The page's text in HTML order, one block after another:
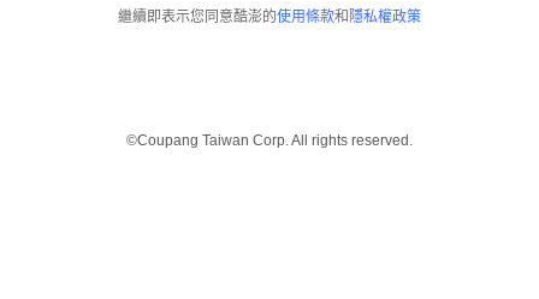
繼續即表示您同意酷澎的使用條款和 隱私權政策
©Coupang Taiwan Corp. All rights reserved.